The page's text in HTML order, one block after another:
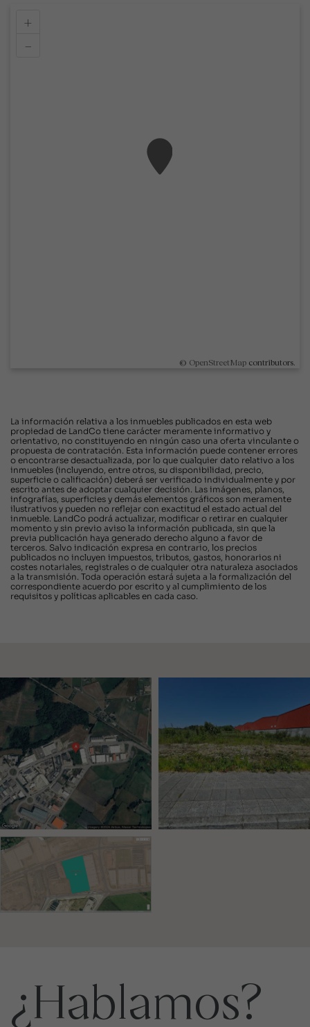
+
–
© OpenStreetMap contributors.
La información relativa a los inmuebles publicados en esta web
propiedad de LandCo tiene carácter meramente informativo y
orientativo, no constituyendo en ningún caso una oferta vinculante o
propuesta de contratación. Esta información puede contener errores
o encontrarse desactualizada, por lo que cualquier dato relativo a los
inmuebles (incluyendo, entre otros, su disponibilidad, precio,
superficie o calificación) deberá ser verificado individualmente y por
escrito antes de adoptar cualquier decisión. Las imágenes, planos,
infografías, superficies y demás elementos gráficos son meramente
ilustrativos y pueden no reflejar con exactitud el estado actual del
inmueble. LandCo podrá actualizar, modificar o retirar en cualquier
momento y sin previo aviso la información publicada, sin que la
previa publicación haya generado derecho alguno a favor de
terceros. Salvo indicación expresa en contrario, los precios
publicados no incluyen impuestos, tributos, gastos, honorarios ni
costes notariales, registrales o de cualquier otra naturaleza asociados
a la transmisión. Toda operación estará sujeta a la formalización del
correspondiente acuerdo por escrito y al cumplimiento de los
requisitos y políticas aplicables en cada caso.
¿Hablamos?